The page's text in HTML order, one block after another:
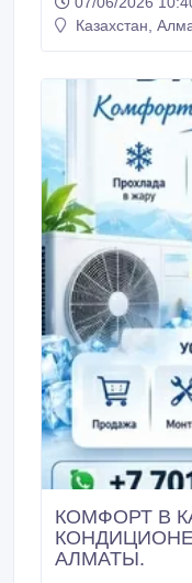
Вставки
вмешательства.
Казахстан,
КOМФОРТ В
АЛМАТЫ.